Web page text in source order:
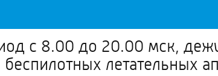
с 8.00 до 20.00 мск,
летательных